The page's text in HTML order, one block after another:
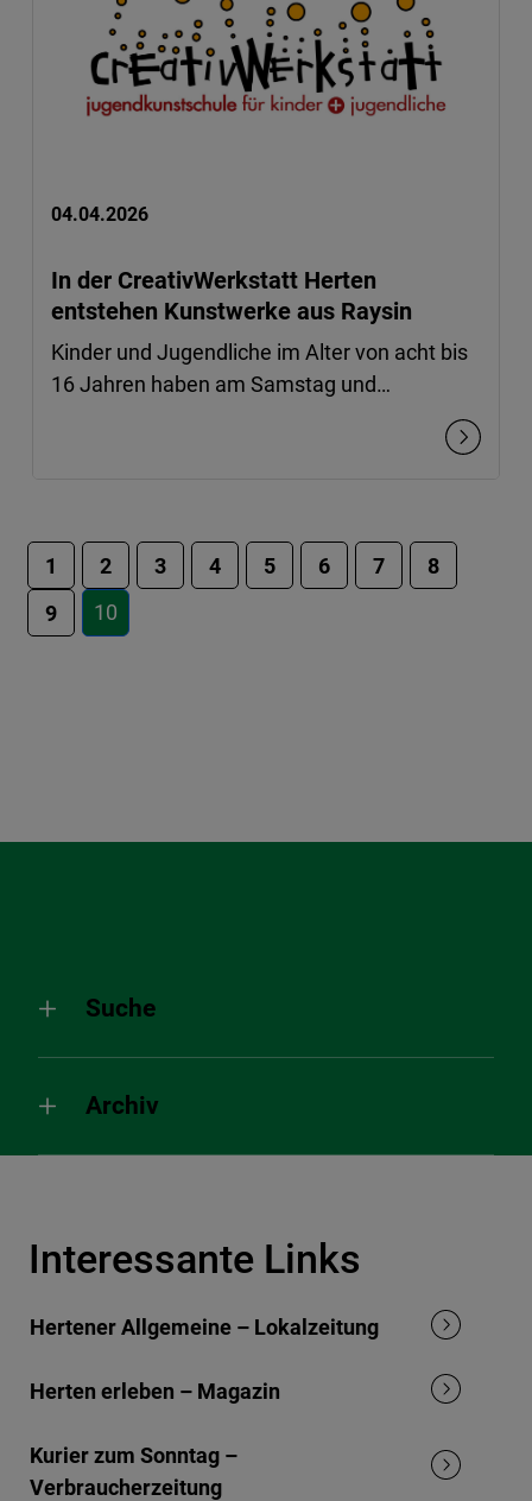
04.04.2026
In der CreativWerkstatt Herten
entstehen Kunstwerke aus Raysin
Kinder und Jugendliche im Alter von acht bis
16 Jahren haben am Samstag und…
1 2 3 4 5 6 7
8
9
10
Suche
Archiv
Interessante Links
Hertener Allgemeine – Lokalzeitung
Herten erleben – Magazin
Kurier zum Sonntag –
Verbraucherzeitung